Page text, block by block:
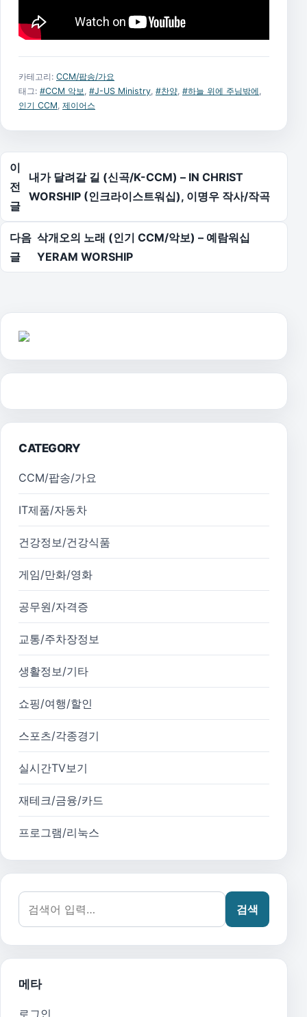
카테고리: CCM/팝송/가요
태그: #CCM 악보, #J-US Ministry, #찬양, #하늘 위에 주님밖에,
인기 CCM, 제이어스
글 탐색
이
전
글
내가 달려갈 길 (신곡/K-CCM) – IN CHRIST
WORSHIP (인크라이스트워십), 이명우 작사/작곡
다음
글
삭개오의 노래 (인기 CCM/악보) – 예람워십
YERAM WORSHIP
CATEGORY
CCM/팝송/가요
IT제품/자동차
건강정보/건강식품
게임/만화/영화
공무원/자격증
교통/주차장정보
생활정보/기타
쇼핑/여행/할인
스포츠/각종경기
실시간TV보기
재테크/금융/카드
프로그램/리눅스
검색어:
검색
메타
로그인